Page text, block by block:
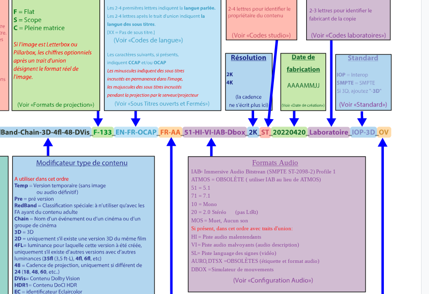
Formats Audio
IAB= Immersive Audio Bitstrean (SMPTE ST-2098-2) Profile 1
ATMOS = OBSOLÈTE ( utiliser IAB au lieu de ATMOS)
51 = 5.1
71 = 7.1
10 = Mono
20 = 2.0 Stéréo
(pas LtRt)
MOS= Muet, Aucun son
Si présent, dans cet ordre avec traits d'union:
HI= Piste audio malentendants
VI= Piste audio malvoyants (audio description)
SL= Piste language des signes (vidéo)
AURO,DTSX =OBSOLÈTES (étiquette et format audio)
DBOX =Simulateur de mouvements